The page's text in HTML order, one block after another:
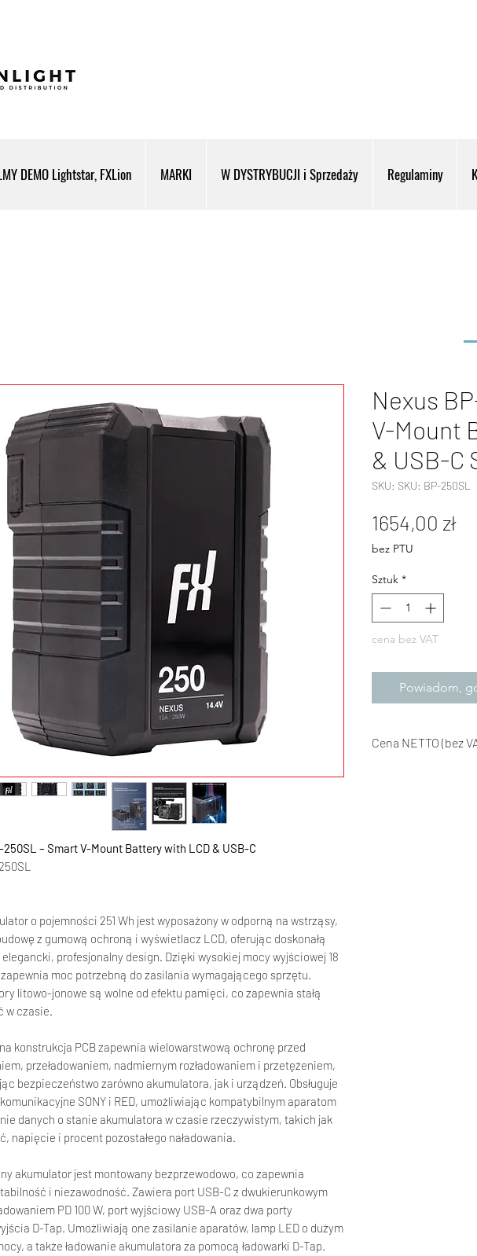
DEMO Lightstar, FXLion MARKI W DYSTRYBUCJI i Sprzedaży Regulaminy
250SL – Smart V-Mount Battery with LCD & USB-C
o pojemności 251 Wh jest wyposażony w odporną na wstrząsy,
z gumową ochroną i wyświetlacz LCD, oferując doskonałą
elegancki, profesjonalny design. Dzięki wysokiej mocy wyjściowej 18
zapewnia moc potrzebną do zasilania wymagającego sprzętu.
litowo-jonowe są wolne od efektu pamięci, co zapewnia stałą
w czasie.
konstrukcja PCB zapewnia wielowarstwową ochronę przed
przeładowaniem, nadmiernym rozładowaniem i przetężeniem,
bezpieczeństwo zarówno akumulatora, jak i urządzeń. Obsługuje
komunikacyjne SONY i RED, umożliwiając kompatybilnym aparatom
danych o stanie akumulatora w czasie rzeczywistym, takich jak
napięcie i procent pozostałego naładowania.
akumulator jest montowany bezprzewodowo, co zapewnia
i niezawodność. Zawiera port USB-C z dwukierunkowym
PD 100 W, port wyjściowy USB-A oraz dwa porty
D-Tap. Umożliwiają one zasilanie aparatów, lamp LED o dużym
a także ładowanie akumulatora za pomocą ładowarki D-Tap.
Nexus
V-Mount
& USB-C
SKU: SKU: BP-250SL
1654,00 zł
bez PTU
Sztuk *
cena bez VAT
Powiadom,
Cena NETTO